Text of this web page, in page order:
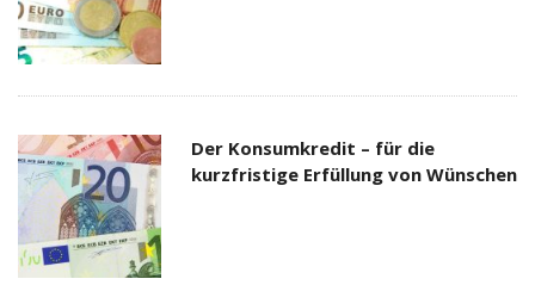
Der Konsumkredit – für die
kurzfristige Erfüllung von Wünschen